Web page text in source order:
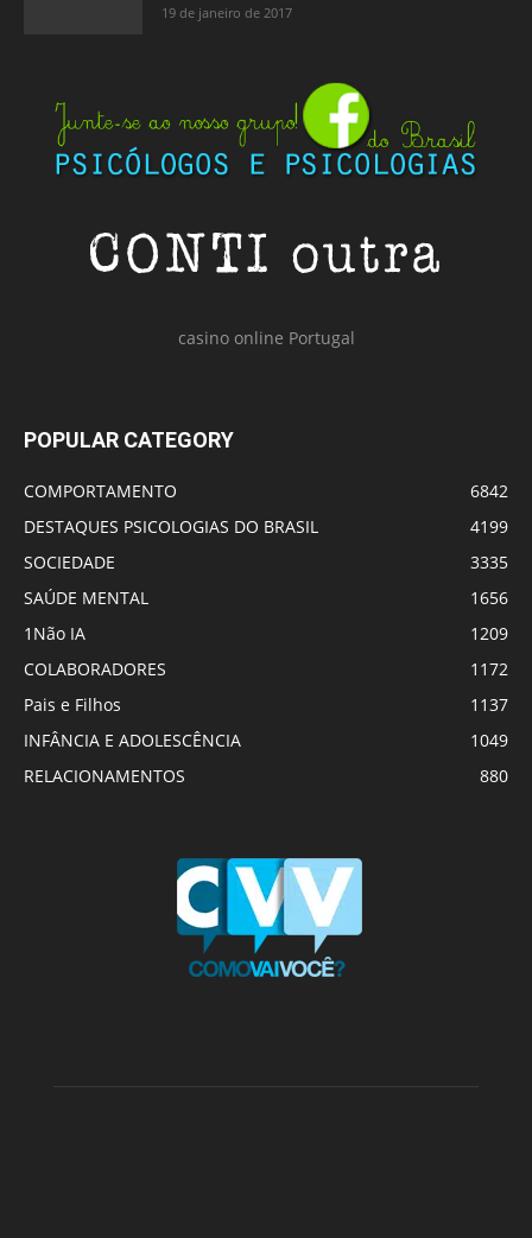
19 de janeiro de 2017
casino online Portugal
POPULAR CATEGORY
COMPORTAMENTO
6842
DESTAQUES PSICOLOGIAS DO BRASIL
4199
SOCIEDADE
3335
SAÚDE MENTAL
1656
1Não IA
1209
COLABORADORES
1172
Pais e Filhos
1137
INFÂNCIA E ADOLESCÊNCIA
1049
RELACIONAMENTOS
880